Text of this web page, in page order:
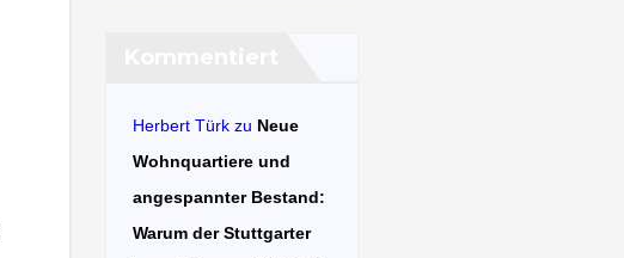
Herbert Türkzu Neue
Wohnquartiere und
angespannter Bestand:
Warum der Stuttgarter